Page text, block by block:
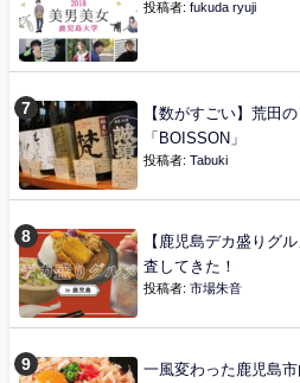
投稿者: fukuda ryuji
【数がすごい】荒田
「BOISSON」
投稿者: Tabuki
【鹿児島デカ盛りグ
査してきた！
投稿者: 市場朱音
一風変わった鹿児島